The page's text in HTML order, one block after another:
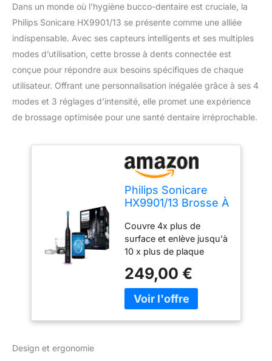
Dans un monde où l’hygiène bucco-dentaire est cruciale, la
Philips Sonicare HX9901/13 se présente comme une alliée
indispensable. Avec ses capteurs intelligents et ses multiples
modes d’utilisation, cette brosse à dents connectée est
conçue pour répondre aux besoins spécifiques de chaque
utilisateur. Offrant une personnalisation inégalée grâce à ses 4
modes et 3 réglages d’intensité, elle promet une expérience
de brossage optimisée pour une santé dentaire irréprochable.
Philips Sonicare
HX9901/13 Brosse À
DiamondClean
Smart Connectée,
Capteurs
intelligents de tête
de brosse, 4 modes
et 3 réglages
d'intensité - Noir
Couvre 4x plus de
surface et enlève jusqu'à
10 x plus de plaque
d'intensités : doux,
medium, intense + 4
modes Grâce à
249,00 €
Design et ergonomie